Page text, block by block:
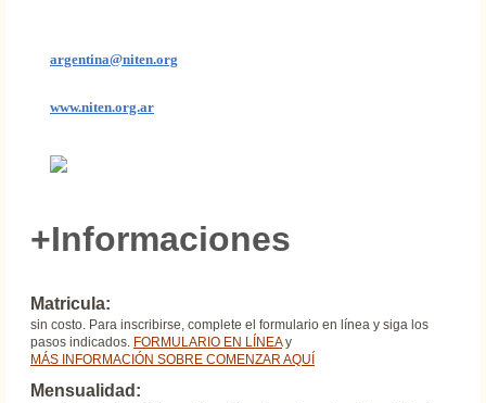
argentina@niten.org
www.niten.org.ar
+Informaciones
Matricula:
​sin costo. Para inscribirse, complete el formulario en línea y siga los
pasos indicados. FORMULARIO EN LÍNEAy
MÁS INFORMACIÓN SOBRE COMENZAR AQUÍ
Mensualidad: